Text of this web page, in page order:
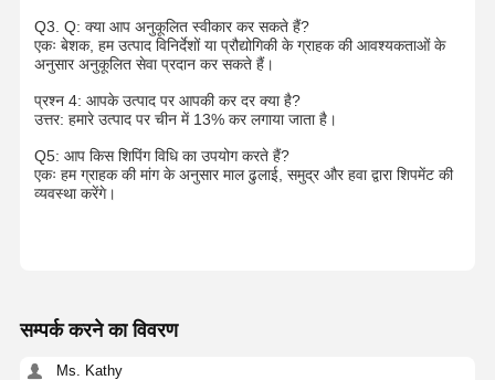
हस्तनिर्मित पेपर बैग
खाद्य पदार्थों की सेवा करने वाले डिस्पोजेबल सामान
कागज के बैगों को निचोड़ें
थर्मल पेपर रोल
Q3. Q: क्या आप अनुकूलित स्वीकार कर सकते हैं?
एकः बेशक, हम उत्पाद विनिर्देशों या प्रौद्योगिकी के ग्राहक की आवश्यकताओं के
अनुसार अनुकूलित सेवा प्रदान कर सकते हैं।
प्रश्न 4: आपके उत्पाद पर आपकी कर दर क्या है?
उत्तर: हमारे उत्पाद पर चीन में 13% कर लगाया जाता है।
Q5: आप किस शिपिंग विधि का उपयोग करते हैं?
एकः हम ग्राहक की मांग के अनुसार माल ढुलाई, समुद्र और हवा द्वारा शिपमेंट की
व्यवस्था करेंगे।
सम्पर्क करने का विवरण
Ms. Kathy